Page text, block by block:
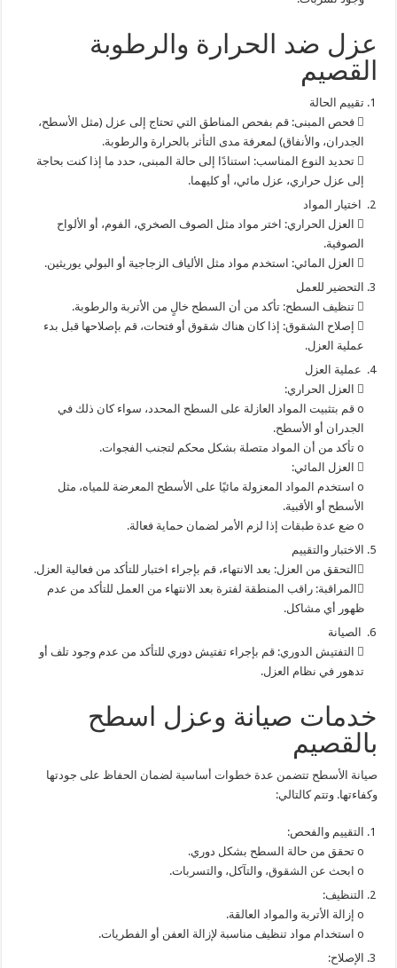
عزل ضد الحرارة والرطوبة
القصيم
تقييم الحالة
 فحص المبنى: قم بفحص المناطق التي تحتاج إلى عزل (مثل الأسطح،
الجدران، والأنفاق) لمعرفة مدى التأثر بالحرارة والرطوبة.
 تحديد النوع المناسب: استنادًا إلى حالة المبنى، حدد ما إذا كنت بحاجة
إلى عزل حراري، عزل مائي، أو كليهما.
اختيار المواد
 العزل الحراري: اختر مواد مثل الصوف الصخري، الفوم، أو الألواح
الصوفية.
 العزل المائي: استخدم مواد مثل الألياف الزجاجية أو البولي يوريثين.
التحضير للعمل
 تنظيف السطح: تأكد من أن السطح خالٍ من الأتربة والرطوبة.
 إصلاح الشقوق: إذا كان هناك شقوق أو فتحات، قم بإصلاحها قبل بدء
عملية العزل.
عملية العزل
 العزل الحراري:
o قم بتثبيت المواد العازلة على السطح المحدد، سواء كان ذلك في
الجدران أو الأسطح.
o تأكد من أن المواد متصلة بشكل محكم لتجنب الفجوات.
 العزل المائي:
o استخدم المواد المعزولة مائيًا على الأسطح المعرضة للمياه، مثل
الأسطح أو الأقبية.
o ضع عدة طبقات إذا لزم الأمر لضمان حماية فعالة.
الاختبار والتقييم
التحقق من العزل: بعد الانتهاء، قم بإجراء اختبار للتأكد من فعالية العزل.
المراقبة: راقب المنطقة لفترة بعد الانتهاء من العمل للتأكد من عدم
ظهور أي مشاكل.
الصيانة
 التفتيش الدوري: قم بإجراء تفتيش دوري للتأكد من عدم وجود تلف أو
تدهور في نظام العزل.
خدمات صيانة وعزل اسطح
بالقصيم
صيانة الأسطح تتضمن عدة خطوات أساسية لضمان الحفاظ على جودتها
وكفاءتها. وتتم كالتالي:
التقييم والفحص:
o تحقق من حالة السطح بشكل دوري.
o ابحث عن الشقوق، والتآكل، والتسربات.
التنظيف:
o إزالة الأتربة والمواد العالقة.
o استخدام مواد تنظيف مناسبة لإزالة العفن أو الفطريات.
الإصلاح: